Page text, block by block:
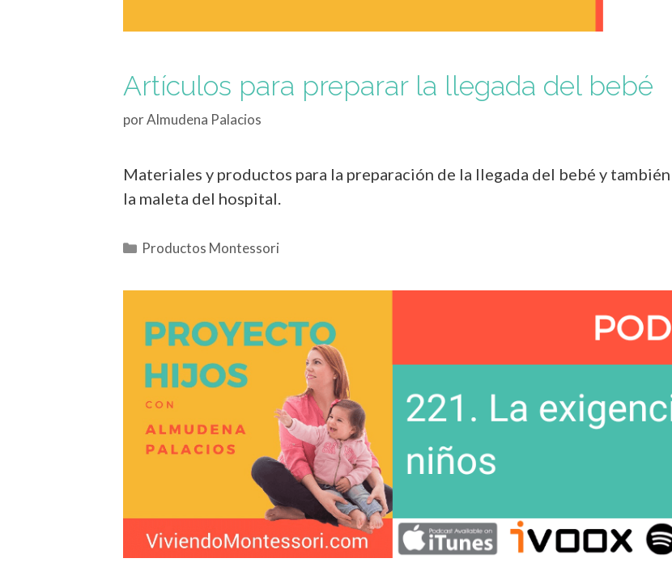
Artículos para preparar la llegada del bebé
porAlmudena Palacios
Materiales y productos para la preparación de la llegada del bebé y
la maleta del hospital.
Productos Montessori